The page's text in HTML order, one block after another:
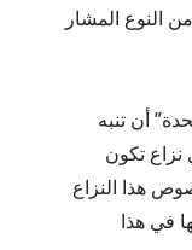
النوع المشار
أن تنبه
نزاع تكون
هذا النزاع
في هذا